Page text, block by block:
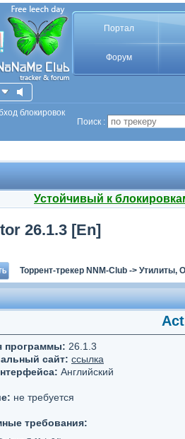
Портал
Форум
блокировок
Поиск :
Устойчивый к
26.1.3 [En]
Торрент-трекер NNM-Club -> Утилиты,
программы: 26.1.3
сайт: ссылка
Английский
не требуется
требования: